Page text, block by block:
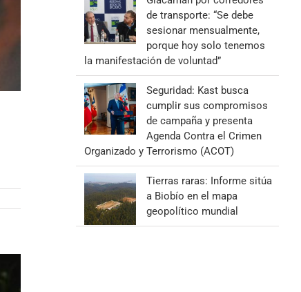
de transporte: “Se debe
sesionar mensualmente,
porque hoy solo tenemos
la manifestación de voluntad”
Seguridad: Kast busca
cumplir sus compromisos
de campaña y presenta
Agenda Contra el Crimen
Organizado y Terrorismo (ACOT)
Tierras raras: Informe sitúa
a Biobío en el mapa
geopolítico mundial